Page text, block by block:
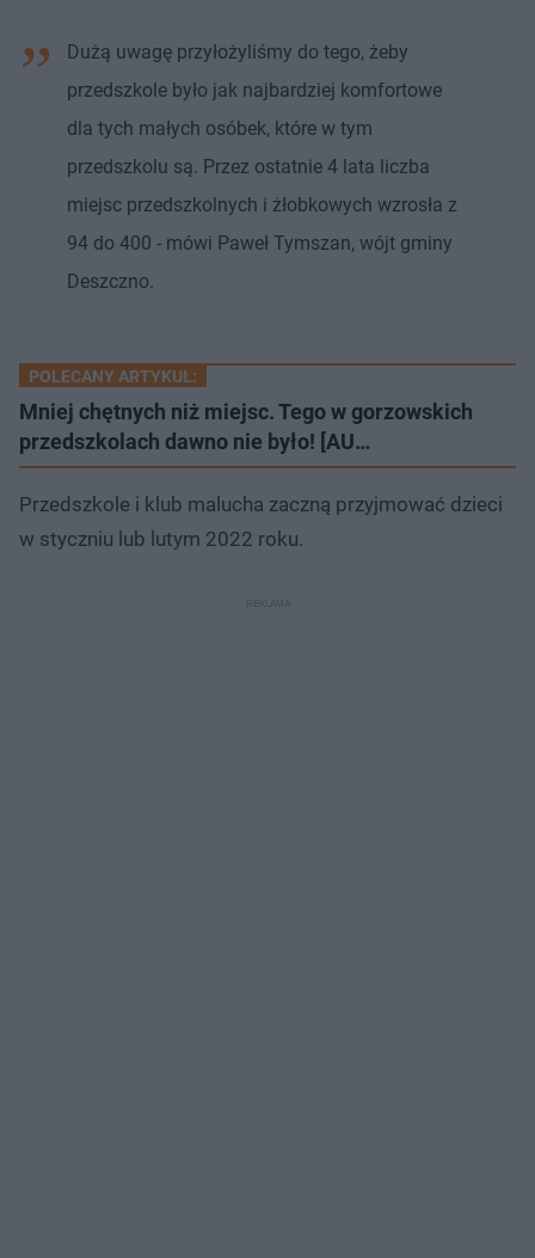
Dużą uwagę przyłożyliśmy do tego, żeby
przedszkole było jak najbardziej komfortowe
dla tych małych osóbek, które w tym
przedszkolu są. Przez ostatnie 4 lata liczba
miejsc przedszkolnych i żłobkowych wzrosła z
94 do 400 - mówi Paweł Tymszan, wójt gminy
Deszczno.
POLECANY ARTYKUŁ:
Mniej chętnych niż miejsc. Tego w gorzowskich
przedszkolach dawno nie było! [AU…
Przedszkole i klub malucha zaczną przyjmować dzieci
w styczniu lub lutym 2022 roku.